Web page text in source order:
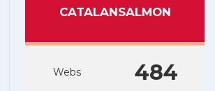
CATALANSALMON
Webs 484